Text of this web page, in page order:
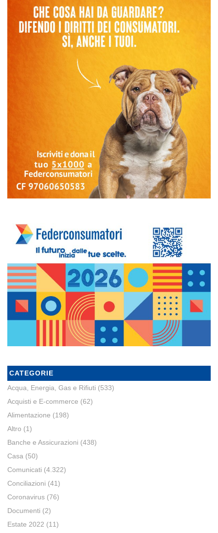
CATEGORIE
Acqua, Energia, Gas e Rifiuti (533)
Acquisti e E-commerce (62)
Alimentazione (198)
Altro (1)
Banche e Assicurazioni (438)
Casa (50)
Comunicati (4.322)
Conciliazioni (41)
Coronavirus (76)
Documenti (2)
Estate 2022 (11)